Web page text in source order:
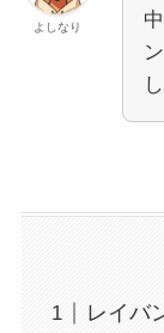
よしなり
レイバ